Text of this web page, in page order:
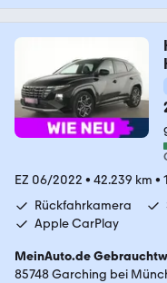
EZ 06/2022 • 42.239 km •
Rückfahrkamera
Apple CarPlay
MeinAuto.de
85748 Garching bei